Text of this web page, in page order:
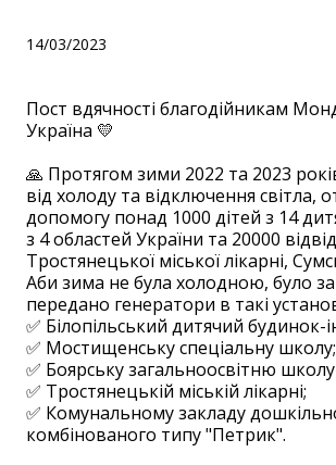
14/03/2023
Пост вдячності благодійникам
Україна 💛
🙏 Протягом зими 2022 та 2023
від холоду та відключення світла,
допомогу понад 1000 дітей з 14
з 4 областей України та 20000
Тростянецької міської лікарні,
Аби зима не була холодною, було
передано генератори в такі
✅ Білопільський дитячий будинок-
✅ Мостищенську спеціальну школу;
✅ Боярську загальноосвітню
✅ Тростянецькій міській лікарні;
✅ Комунальному закладу
комбінованого типу "Петрик".